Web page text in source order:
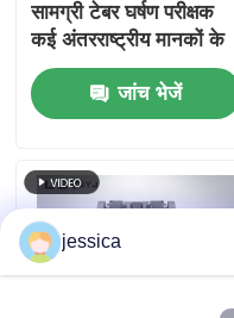
सामग्री टेबर घर्षण परीक्षक
कई अंतरराष्ट्रीय मानकों के
अनुरूप
जांच भेजें
jessica